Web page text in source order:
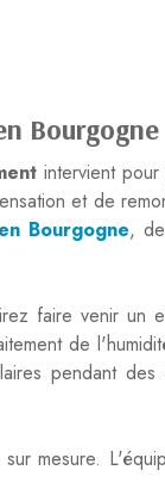
Bourgogne
intervient pour
et de
Bourgogne,
faire venir un
de
pendant des
mesure.